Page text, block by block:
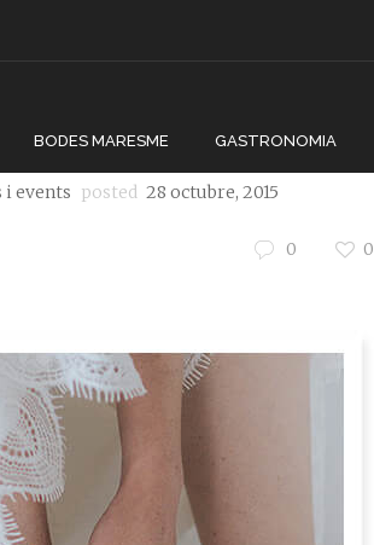
BODES MARESME GASTRONOMIA
miBoda
i events posted 28 octubre, 2015
0 0